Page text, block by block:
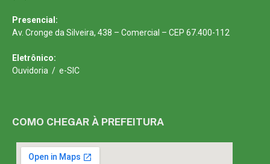
Presencial:
Av. Cronge da Silveira, 438 – Comercial – CEP 67.400-112
Eletrônico:
Ouvidoria / e-SIC
COMO CHEGAR À PREFEITURA